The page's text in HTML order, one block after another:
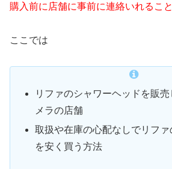
購入前に店舗に事前に連絡いれるこ
ここでは
リファのシャワーヘッドを販
メラの店舗
取扱や在庫の心配なしでリフ
を安く買う方法